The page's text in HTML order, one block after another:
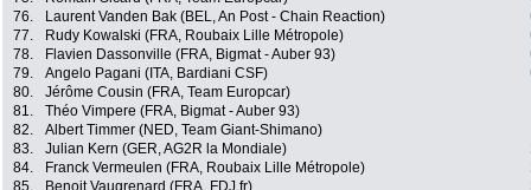
76.
Laurent Vanden Bak (BEL, An Post - Chain Reaction)
77.
Rudy Kowalski (FRA, Roubaix Lille Métropole)
78.
Flavien Dassonville (FRA, Bigmat - Auber 93)
79.
Angelo Pagani (ITA, Bardiani CSF)
80.
Jérôme Cousin (FRA, Team Europcar)
81.
Théo Vimpere (FRA, Bigmat - Auber 93)
82.
Albert Timmer (NED, Team Giant-Shimano)
83.
Julian Kern (GER, AG2R la Mondiale)
84.
Franck Vermeulen (FRA, Roubaix Lille Métropole)